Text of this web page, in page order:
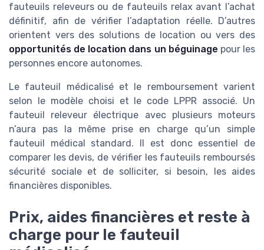
fauteuils releveurs ou de fauteuils relax avant l’achat
définitif, afin de vérifier l’adaptation réelle. D’autres
orientent vers des solutions de location ou vers des
opportunités de location dans un béguinage pour les
personnes encore autonomes.
Le fauteuil médicalisé et le remboursement varient
selon le modèle choisi et le code LPPR associé. Un
fauteuil releveur électrique avec plusieurs moteurs
n’aura pas la même prise en charge qu’un simple
fauteuil médical standard. Il est donc essentiel de
comparer les devis, de vérifier les fauteuils remboursés
sécurité sociale et de solliciter, si besoin, les aides
financières disponibles.
Prix, aides financières et reste à
charge pour le fauteuil